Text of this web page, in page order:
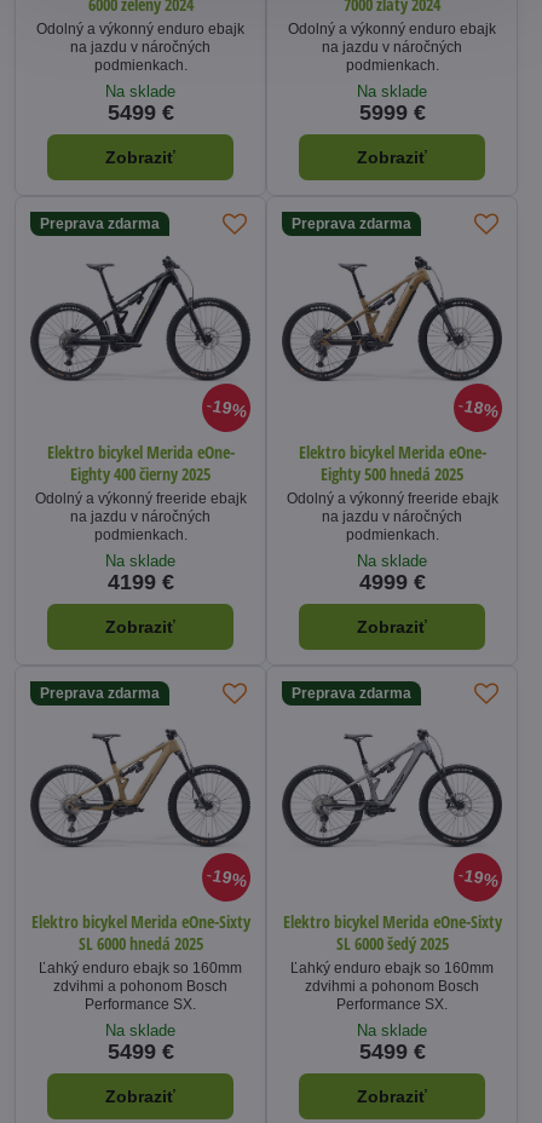
Odolný a výkonný enduro ebajk
na jazdu v náročných
podmienkach.
Na sklade
5499 €
Zobraziť
Odolný a výkonný enduro ebajk
na jazdu v náročných
podmienkach.
Na sklade
5999 €
Zobraziť
19%
Preprava zdarma
Elektro bicykel Merida eOne-
Eighty 400 čierny 2025
Odolný a výkonný freeride ebajk
na jazdu v náročných
podmienkach.
Na sklade
4199 €
Zobraziť
18%
Preprava zdarma
Elektro bicykel Merida eOne-
Eighty 500 hnedá 2025
Odolný a výkonný freeride ebajk
na jazdu v náročných
podmienkach.
Na sklade
4999 €
Zobraziť
19%
Preprava zdarma
Elektro bicykel Merida eOne-Sixty
SL 6000 hnedá 2025
Ľahký enduro ebajk so 160mm
zdvihmi a pohonom Bosch
Performance SX.
Na sklade
5499 €
Zobraziť
19%
Preprava zdarma
Elektro bicykel Merida eOne-Sixty
SL 6000 šedý 2025
Ľahký enduro ebajk so 160mm
zdvihmi a pohonom Bosch
Performance SX.
Na sklade
5499 €
Zobraziť